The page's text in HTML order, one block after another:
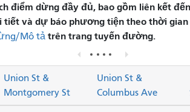
điểm dừng đầy đủ, bao gồm liên kết
tiết và dự báo phương tiện theo thời
Mô tả trên trang tuyến đường.
Union St &
Montgomery St
Union St &
Columbus Ave